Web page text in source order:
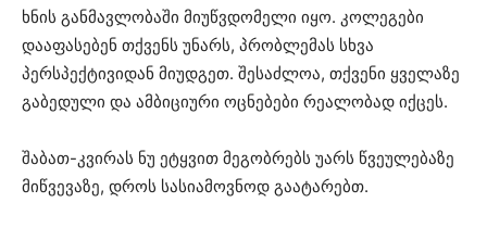
ხნის განმავლობაში მიუწვდომელი იყო. კოლეგები
დააფასებენ თქვენს უნარს, პრობლემას სხვა
პერსპექტივიდან მიუდგეთ. შესაძლოა, თქვენი ყველაზე
გაბედული და ამბიციური ოცნებები რეალობად იქცეს.
შაბათ-კვირას ნუ ეტყვით მეგობრებს უარს წვეულებაზე
მიწვევაზე, დროს სასიამოვნოდ გაატარებთ.